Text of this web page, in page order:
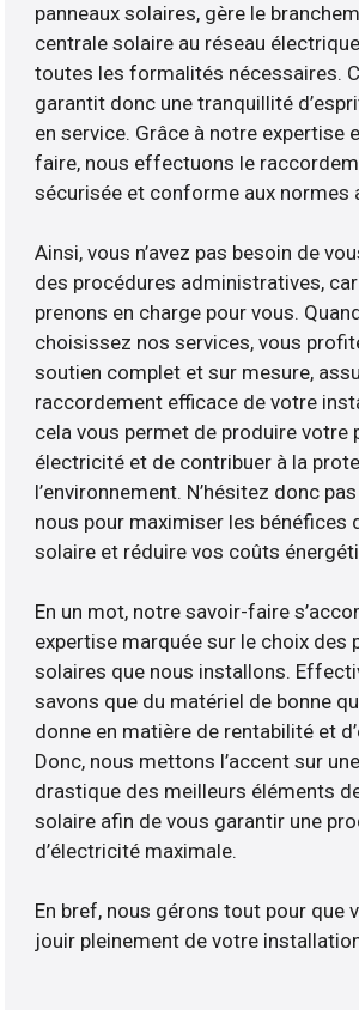
panneaux solaires, gère le
centrale solaire au réseau
toutes les formalités nécessaires.
garantit donc une tranquillité
en service. Grâce à notre expertise
faire, nous effectuons le
sécurisée et conforme aux normes
Ainsi, vous n’avez pas besoin de
des procédures administratives,
prenons en charge pour vous.
choisissez nos services, vous
soutien complet et sur mesure,
raccordement efficace de votre
cela vous permet de produire votre
électricité et de contribuer à la
l’environnement. N’hésitez donc
nous pour maximiser les bénéfices
solaire et réduire vos coûts
En un mot, notre savoir-faire
expertise marquée sur le choix des
solaires que nous installons.
savons que du matériel de bonne
donne en matière de rentabilité et
Donc, nous mettons l’accent sur
drastique des meilleurs éléments
solaire afin de vous garantir une
d’électricité maximale.
En bref, nous gérons tout pour que
jouir pleinement de votre